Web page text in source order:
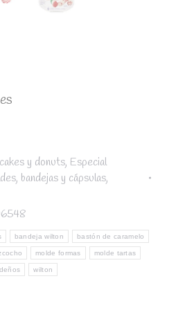
y donuts, Especial
bandejas y cápsulas,
bandeja wilton bastón de caramelo
molde formas molde tartas
wilton